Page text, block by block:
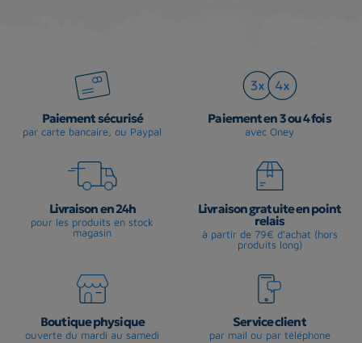
Paiement sécurisé
par carte bancaire, ou Paypal
Paiement en 3 ou 4 fois
avec Oney
Livraison en 24h
pour les produits en stock
magasin
Livraison gratuite en point
relais
à partir de 79€ d'achat (hors
produits long)
Boutique physique
ouverte du mardi au samedi
Service client
par mail ou par téléphone